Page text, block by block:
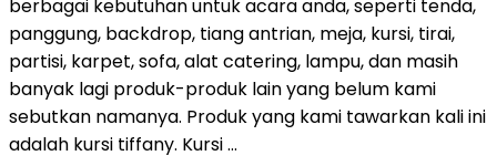
berbagai kebutuhan untuk acara anda, seperti tenda,
panggung, backdrop, tiang antrian, meja, kursi, tirai,
partisi, karpet, sofa, alat catering, lampu, dan masih
banyak lagi produk-produk lain yang belum kami
sebutkan namanya. Produk yang kami tawarkan kali ini
adalah kursi tiffany. Kursi …